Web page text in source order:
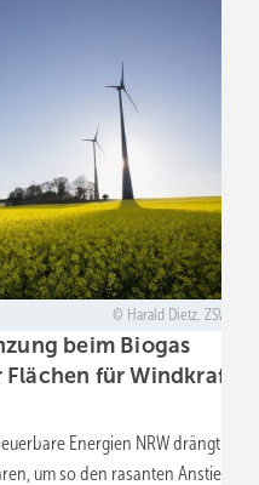
Harald Dietz, ZSW
beim Biogas
für Windkraft
Energien NRW drängt
um so den rasanten Anstieg